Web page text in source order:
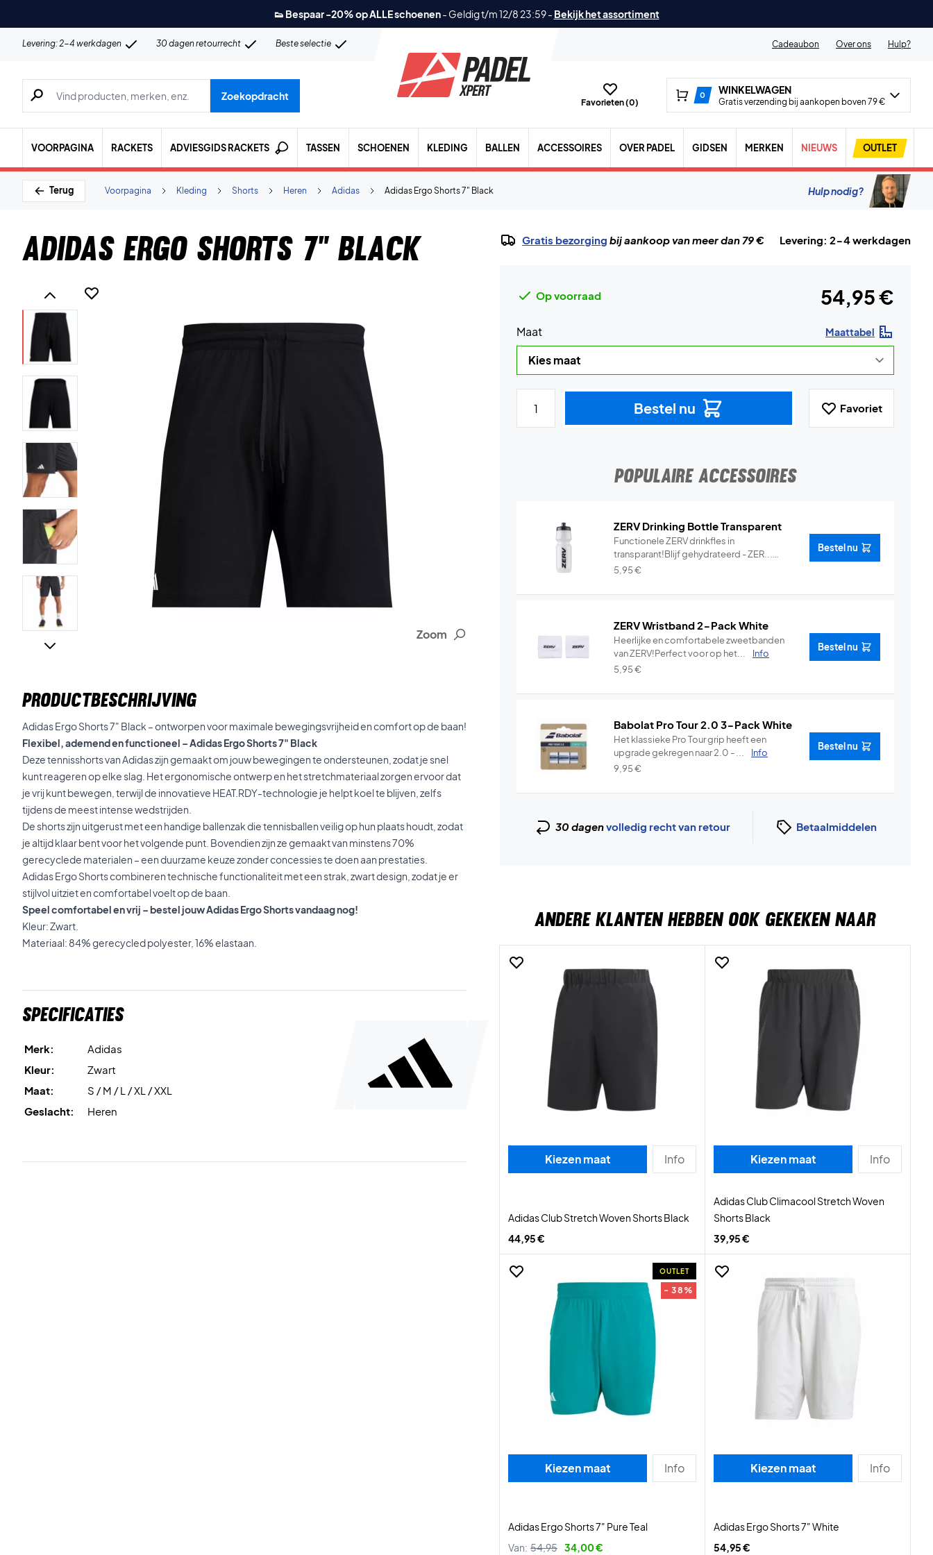
👟 Bespaar -20% op ALLE schoenen- Geldig t/m 12/8 23:59- Bekijk het assortiment
Levering: 2-4 werkdagen 30 dagen retourrecht Beste selectie Cadeaubon Over ons Hulp?
Zoeken naar producten, merken etc.
Zoekopdracht
Favorieten (0)
0 WINKELWAGEN
Gratis verzending bij aankopen boven 79 €
VOORPAGINA RACKETS ADVIESGIDS RACKETS TASSEN SCHOENEN KLEDING BALLEN ACCESSOIRES OVER PADEL GIDSEN MERKEN NIEUWS OUTLET
Terug Adidas Ergo Shorts 7" Black
Adidas
Heren
Shorts
Kleding
Voorpagina Hulp nodig?
Adidas Ergo Shorts 7" Black
Zoom
PRODUCTBESCHRIJVING
Adidas Ergo Shorts 7" Black – ontworpen voor maximale bewegingsvrijheid en comfort op de baan!
Flexibel, ademend en functioneel – Adidas Ergo Shorts 7" Black
Deze tennisshorts van Adidas zijn gemaakt om jouw bewegingen te ondersteunen, zodat je snel
kunt reageren op elke slag. Het ergonomische ontwerp en het stretchmateriaal zorgen ervoor dat
je vrij kunt bewegen, terwijl de innovatieve HEAT.RDY-technologie je helpt koel te blijven, zelfs
tijdens de meest intense wedstrijden.
De shorts zijn uitgerust met een handige ballenzak die tennisballen veilig op hun plaats houdt, zodat
je altijd klaar bent voor het volgende punt. Bovendien zijn ze gemaakt van minstens 70%
gerecyclede materialen – een duurzame keuze zonder concessies te doen aan prestaties.
Adidas Ergo Shorts combineren technische functionaliteit met een strak, zwart design, zodat je er
stijlvol uitziet en comfortabel voelt op de baan.
Speel comfortabel en vrij – bestel jouw Adidas Ergo Shorts vandaag nog!
Kleur: Zwart.
Materiaal: 84% gerecycled polyester, 16% elastaan.
Specificaties
Merk:
Adidas
Kleur:
Zwart
Maat:
S / M / L / XL / XXL
Geslacht:
Heren
Gratis bezorging bij aankoop van meer dan 79 € Levering: 2-4 werkdagen
Op voorraad 54,95 €
Maat Maattabel
Bestel nu Favoriet
POPULAIRE ACCESSOIRES
ZERV Drinking Bottle Transparent
Functionele ZERV drinkfles in
transparant!Blijf gehydrateerd - ZER...
Info
5,95€
Bestel nu
ZERV Wristband 2-Pack White
Heerlijke en comfortabele zweetbanden
van ZERV!Perfect voor op het...
Info
5,95€
Bestel nu
Babolat Pro Tour 2.0 3-Pack White
Het klassieke Pro Tour grip heeft een
upgrade gekregen naar 2.0 - ...
Info
9,95€
Bestel nu
30 dagenvolledig recht van retour Betaalmiddelen
ANDERE KLANTEN HEBBEN OOK GEKEKEN NAAR
Kiezen maat Info
Adidas Club Stretch Woven Shorts Black
44,95 €
Kiezen maat Info
Adidas Club Climacool Stretch Woven
Shorts Black
39,95 €
OUTLET
- 38%
Kiezen maat Info
Adidas Ergo Shorts 7" Pure Teal
Van: 54,95 34,00 €
Kiezen maat Info
Adidas Ergo Shorts 7" White
54,95 €